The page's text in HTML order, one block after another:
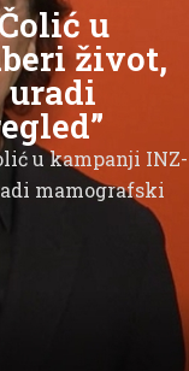
u
život,
uradi
u kampanji INZ-
mamografski